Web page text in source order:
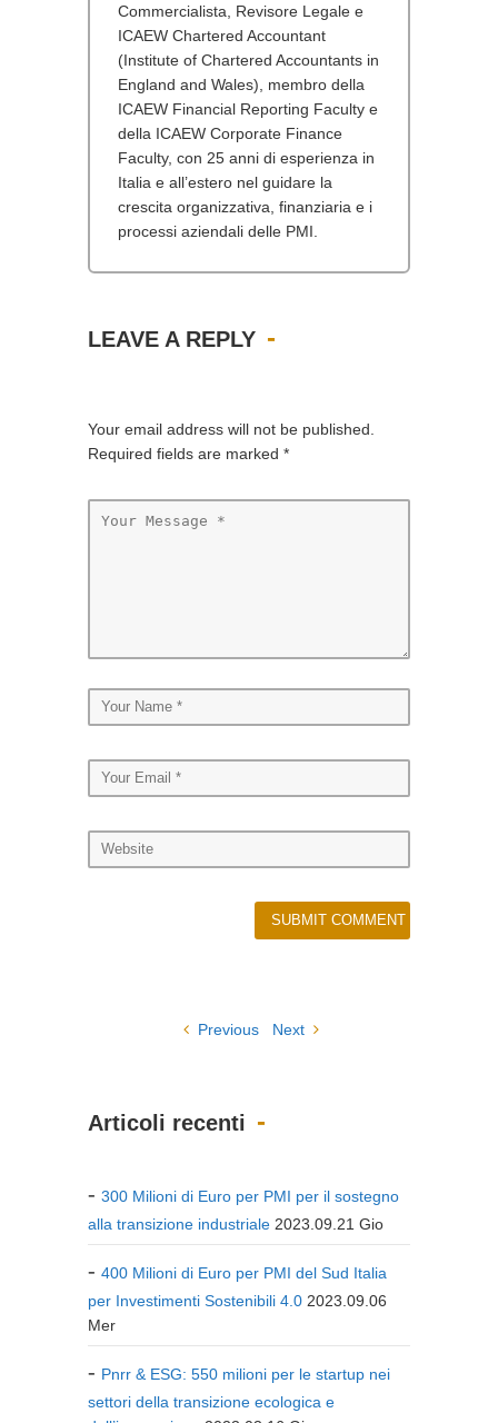
Commercialista, Revisore Legale e
ICAEW Chartered Accountant
(Institute of Chartered Accountants in
England and Wales), membro della
ICAEW Financial Reporting Faculty e
della ICAEW Corporate Finance
Faculty, con 25 anni di esperienza in
Italia e all’estero nel guidare la
crescita organizzativa, finanziaria e i
processi aziendali delle PMI.
LEAVE A REPLY
Your email address will not be published.
Required fields are marked *
Previous Next
Articoli recenti
300 Milioni di Euro per PMI per il sostegno
alla transizione industriale 2023.09.21 Gio
400 Milioni di Euro per PMI del Sud Italia
per Investimenti Sostenibili 4.0 2023.09.06
Mer
Pnrr & ESG: 550 milioni per le startup nei
settori della transizione ecologica e